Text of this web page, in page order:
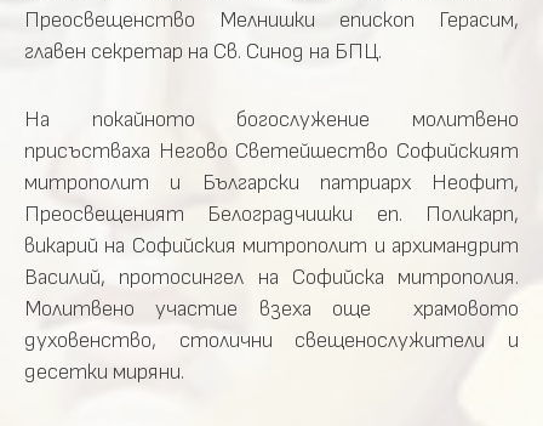
Преосвещенство Мелнишки епископ Герасим,
главен секретар на Св. Синод на БПЦ.
На покайното богослужение молитвено
присъстваха Негово Светейшество Софийският
митрополит и Български патриарх Неофит,
Преосвещеният Белоградчишки еп. Поликарп,
викарий на Софийския митрополит и архимандрит
Василий, протосингел на Софийска митрополия.
Молитвено участие взеха още храмовото
духовенство, столични свещенослужители и
десетки миряни.